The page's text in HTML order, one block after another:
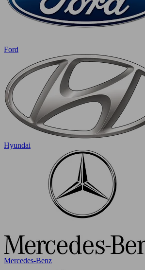
Ford
Hyundai
Mercedes-Benz